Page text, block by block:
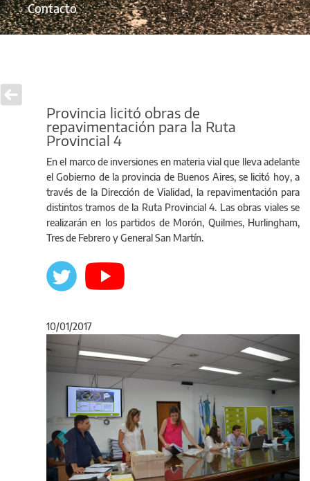
Contacto
Provincia licitó obras de
repavimentación para la Ruta
Provincial 4
En el marco de inversiones en materia vial que lleva adelante
el Gobierno de la provincia de Buenos Aires, se licitó hoy, a
través de la Dirección de Vialidad, la repavimentación para
distintos tramos de la Ruta Provincial 4. Las obras viales se
realizarán en los partidos de Morón, Quilmes, Hurlingham,
Tres de Febrero y General San Martín.
10/01/2017
Anterior